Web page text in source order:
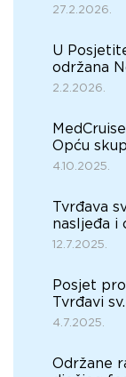
27.2.2026.
U
održana
2.2.2026.
Opću
4.10.2025.
Tvrđava
nasljeđa i
12.7.2025.
Posjet
Tvrđavi
4.7.2025.
Održane